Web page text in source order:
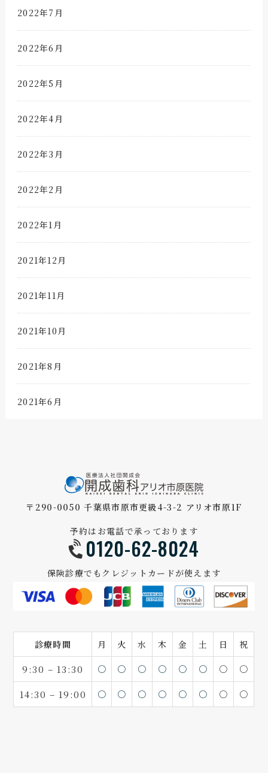
2022年7月
2022年6月
2022年5月
2022年4月
2022年3月
2022年2月
2022年1月
2021年12月
2021年11月
2021年10月
2021年8月
2021年6月
〒290-0050 千葉県市原市更級4-3-2 アリオ市原1F
予約はお電話で承っております
0120-62-8024
保険診療でもクレジットカードが使えます
診療時間 月 火 水 木 金 土 日 祝
9:30 – 13:30 〇 〇 〇 〇 〇 〇 〇 〇
14:30 – 19:00 〇 〇 〇 〇 〇 〇 〇 〇